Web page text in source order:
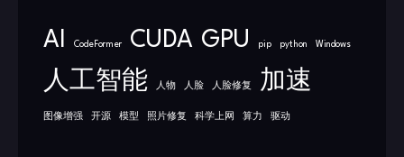
AI CodeFormer CUDA GPU pip python Windows
人工智能 人物 人脸 人脸修复 加速
图像增强 开源 模型 照片修复 科学上网 算力 驱动